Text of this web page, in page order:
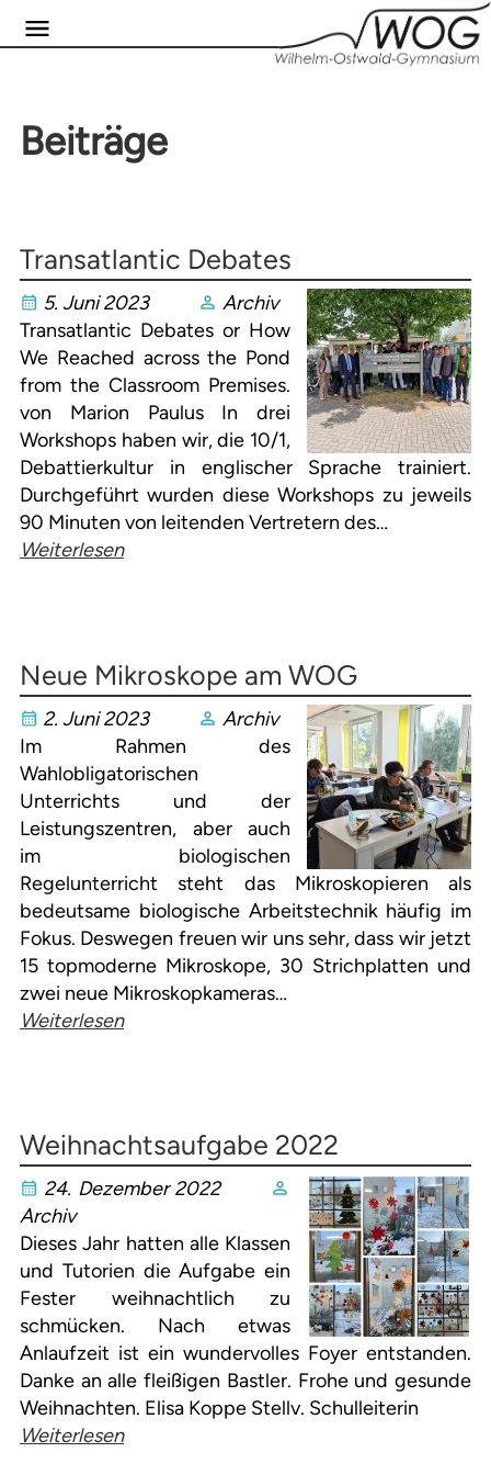
Beiträge
Transatlantic Debates
5. Juni 2023
Archiv
Transatlantic Debates or How
We Reached across the Pond
from the Classroom Premises.
von Marion Paulus In drei
Workshops haben wir, die 10/1,
Debattierkultur in englischer Sprache trainiert.
Durchgeführt wurden diese Workshops zu jeweils
90 Minuten von leitenden Vertretern des…
Weiterlesen
Neue Mikroskope am WOG
2. Juni 2023
Archiv
Im Rahmen des
Wahlobligatorischen
Unterrichts und der
Leistungszentren, aber auch
im biologischen
Regelunterricht steht das Mikroskopieren als
bedeutsame biologische Arbeitstechnik häufig im
Fokus. Deswegen freuen wir uns sehr, dass wir jetzt
15 topmoderne Mikroskope, 30 Strichplatten und
zwei neue Mikroskopkameras…
Weiterlesen
Weihnachtsaufgabe 2022
24. Dezember 2022
Archiv
Dieses Jahr hatten alle Klassen
und Tutorien die Aufgabe ein
Fester weihnachtlich zu
schmücken. Nach etwas
Anlaufzeit ist ein wundervolles Foyer entstanden.
Danke an alle fleißigen Bastler. Frohe und gesunde
Weihnachten. Elisa Koppe Stellv. Schulleiterin
Weiterlesen